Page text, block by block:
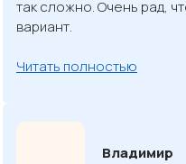
так сложно. Очень рад,
вариант.
Читать полностью
Владимир